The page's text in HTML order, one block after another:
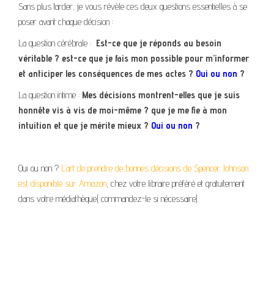
Sans plus tarder, je vous révèle ces deux questions essentielles à se
poser avant chaque décision :
La question cérébrale : Est-ce que je réponds au besoin
véritable ? est-ce que je fais mon possible pour m’informer
et anticiper les conséquences de mes actes ? Oui ou non ?
La question intime : Mes décisions montrent-elles que je suis
honnête vis à vis de moi-même ? que je me fie à mon
intuition et que je mérite mieux ? Oui ou non ?
Oui ou non ? L’art de prendre de bonnes décisions de Spencer Johnson
est disponible sur Amazon, chez votre libraire préféré et gratuitement
dans votre médiathèque( commandez-le si nécessaire).